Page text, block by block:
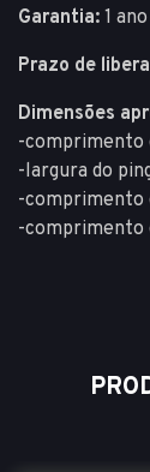
Garantia: 1
Prazo de
Dimensões
-comprimento
-largura do
-comprimento
-comprimento